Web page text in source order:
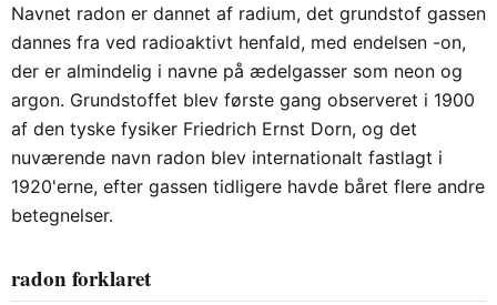
Navnet radon er dannet af radium, det grundstof gassen
dannes fra ved radioaktivt henfald, med endelsen -on,
der er almindelig i navne på ædelgasser som neon og
argon. Grundstoffet blev første gang observeret i 1900
af den tyske fysiker Friedrich Ernst Dorn, og det
nuværende navn radon blev internationalt fastlagt i
1920'erne, efter gassen tidligere havde båret flere andre
betegnelser.
radon forklaret